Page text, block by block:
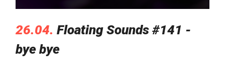
26.04. Floating Sounds #141 -
bye bye